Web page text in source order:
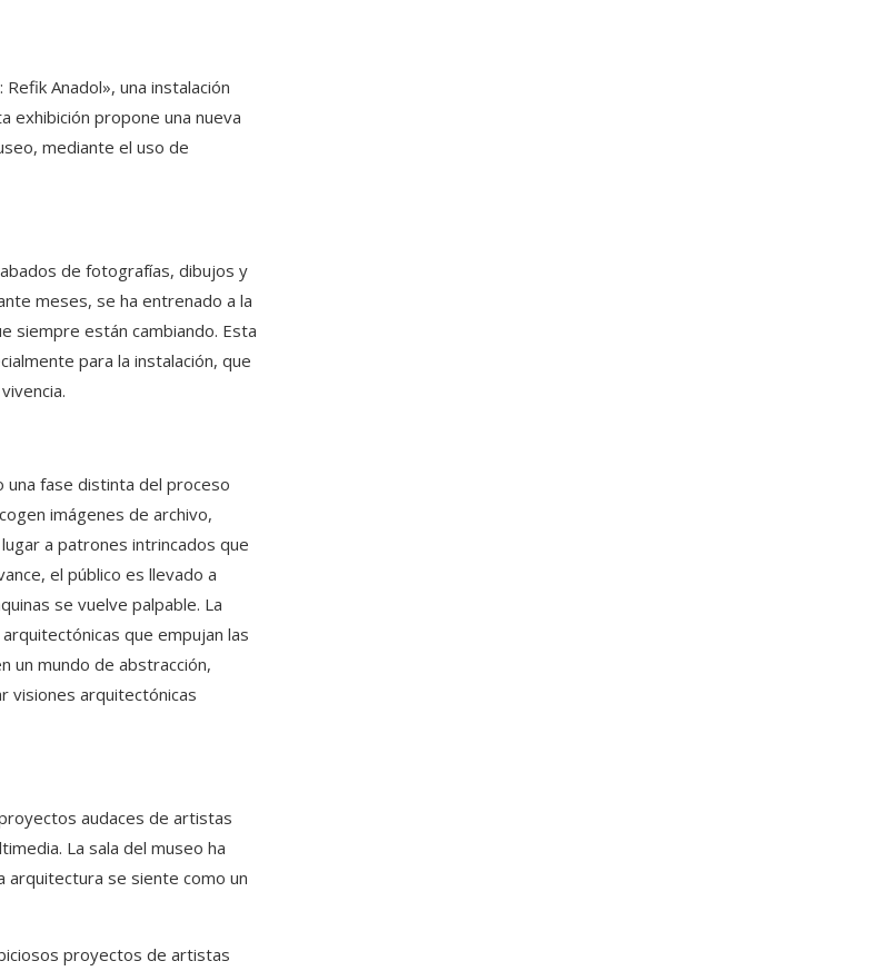
Anadol», una instalación
exhibición propone una nueva
mediante el uso de
de fotografías, dibujos y
meses, se ha entrenado a la
siempre están cambiando. Esta
para la instalación, que
una fase distinta del proceso
imágenes de archivo,
a patrones intrincados que
el público es llevado a
se vuelve palpable. La
que empujan las
un mundo de abstracción,
visiones arquitectónicas
audaces de artistas
La sala del museo ha
arquitectura se siente como un
proyectos de artistas